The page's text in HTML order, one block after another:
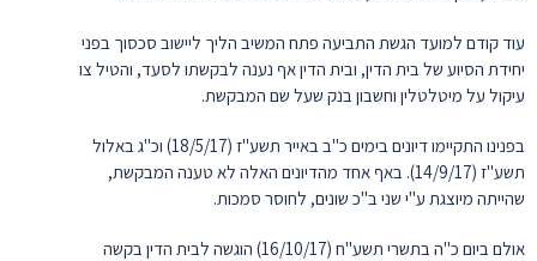
עוד קודם למועד הגשת התביעה פתח המשיב הליך ליישוב סכסוך בפני
יחידת הסיוע של בית הדין, ובית הדין אף נענה לבקשתו לסעד, והטיל צו
עיקול על מיטלטלין וחשבון בנק שעל שם המבקשת.
בפנינו התקיימו דיונים בימים כ"ב באייר תשע"ז (18/5/17) וכ"ג באלול
תשע"ז (14/9/17). באף אחד מהדיונים האלה לא טענה המבקשת,
שהייתה מיוצגת ע"י שני ב"כ שונים, לחוסר סמכות.
אולם ביום כ"ה בתשרי תשע"ח (16/10/17) הוגשה לבית הדין בקשה